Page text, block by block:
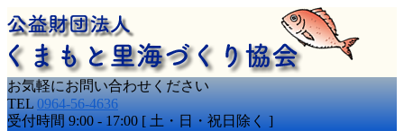
お気軽にお問い合わせください
TEL 0964-56-4636
受付時間 9:00 - 17:00 [ 土・日・祝日除く ]